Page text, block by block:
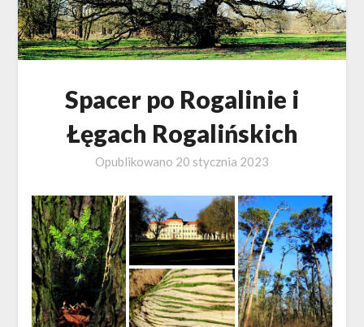
Spacer po Rogalinie i
Łęgach Rogalińskich
Opublikowano 20 stycznia 2023